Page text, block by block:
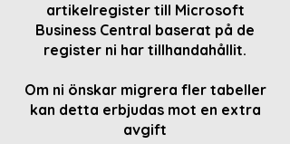
artikelregister till Microsoft
Business Central baserat på de
register ni har tillhandahållit.
Om ni önskar migrera fler tabeller
kan detta erbjudas mot en extra
avgift